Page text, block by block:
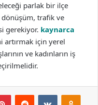
parlak bir ilçe
dönüşüm, trafik ve
gerekiyor. kaynarca
artırmak için yerel
ve kadınların iş
PinterestReddit VKontakte